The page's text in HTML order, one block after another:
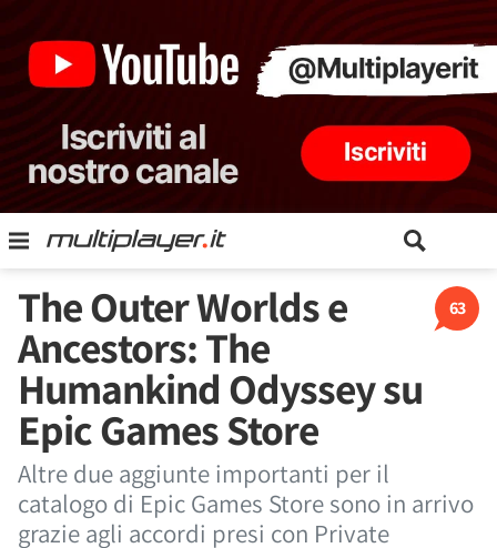
63
The Outer Worlds e
Ancestors: The
Humankind Odyssey su
Epic Games Store
Altre due aggiunte importanti per il
catalogo di Epic Games Store sono in arrivo
grazie agli accordi presi con Private